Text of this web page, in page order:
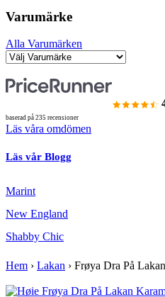
Varumärke
Alla Varumärken
baserad på 235 recensioner
Läs våra omdömen
Läs vår Blogg
Marint
New England
Shabby Chic
Hem › Lakan › Frøya Dra På